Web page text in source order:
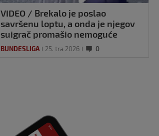
VIDEO / Brekalo je poslao
savršenu loptu, a onda je njegov
suigrač promašio nemoguće
BUNDESLIGA 25. tra 2026 0